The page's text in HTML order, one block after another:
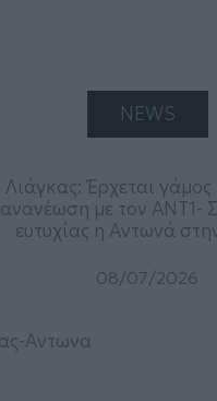
NEWS
Λιάγκας: Έρχεται γάμος
ανανέωση με τον ΑΝΤ1-
ευτυχίας η Αντωνά
08/07/2026